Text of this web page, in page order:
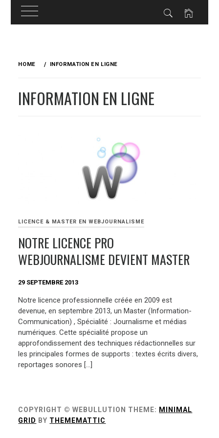
HOME INFORMATION EN LIGNE
INFORMATION EN LIGNE
LICENCE & MASTER EN WEBJOURNALISME
NOTRE LICENCE PRO
WEBJOURNALISME DEVIENT MASTER
29 SEPTEMBRE 2013
Notre licence professionnelle créée en 2009 est
devenue, en septembre 2013, un Master (Information-
Communication) , Spécialité : Journalisme et médias
numériques. Cette spécialité propose un
approfondissement des techniques rédactionnelles sur
les principales formes de supports : textes écrits divers,
reportages sonores […]
COPYRIGHT © WEBULLUTION THEME: MINIMAL
GRID BY THEMEMATTIC